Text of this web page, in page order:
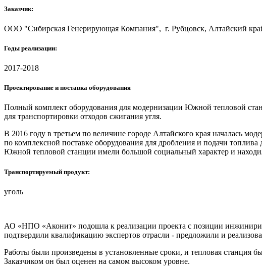
Заказчик:
ООО "Сибирская Генерирующая Компания", г. Рубцовск, Алтайский
Годы реализации:
2017-2018
Проектирование и поставка оборудования
Полный комплект оборудования для модернизации Южной тепловой
для транспортировки отходов сжигания угля.
В 2016 году в третьем по величине городе Алтайского края началась
по комплексной поставке оборудования для дробления и подачи
Южной тепловой станции имели большой социальный характер и
Транспортируемый продукт:
уголь
АО «НПО «Аконит» подошла к реализации проекта с позиции
подтвердили квалификацию экспертов отрасли - предложили и
Работы были произведены в установленные сроки, и тепловая станция
Заказчиком он был оценен на самом высоком уровне.